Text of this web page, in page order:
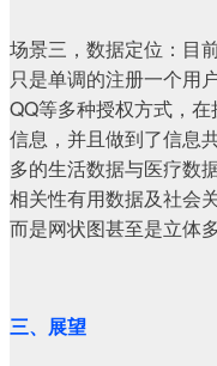
场景三，数据定位：目
只是单调的注册一个用
QQ等多种授权方式，
信息，并且做到了信息
多的生活数据与医疗数
相关性有用数据及社会
而是网状图甚至是立体
三、展望